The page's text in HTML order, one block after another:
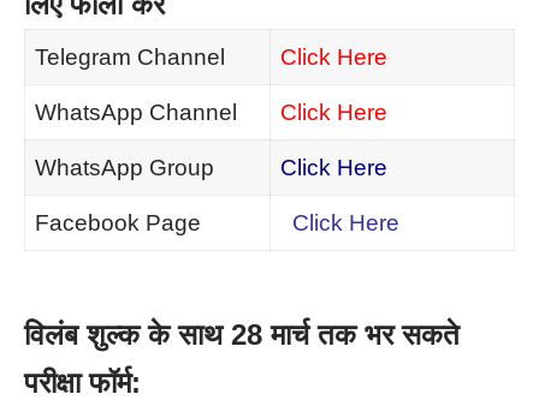
Telegram Channel Click Here
WhatsApp Channel Click Here
WhatsApp Group Click Here
Facebook Page Click Here
विलंब शुल्क के साथ 28 मार्च तक भर सकते
परीक्षा फॉर्म: